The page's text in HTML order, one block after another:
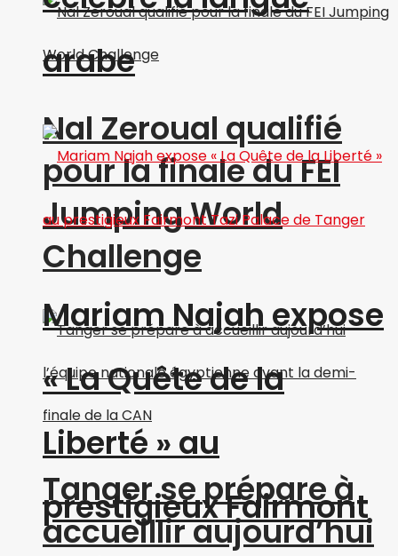
Nal Zeroual qualifié
pour la finale du FEI
Jumping World
Challenge
Tanger se prépare à
accueillir aujourd’hui
arabe
Mariam Najah expose
« La Quête de la
Liberté » au
prestigieux Fairmont